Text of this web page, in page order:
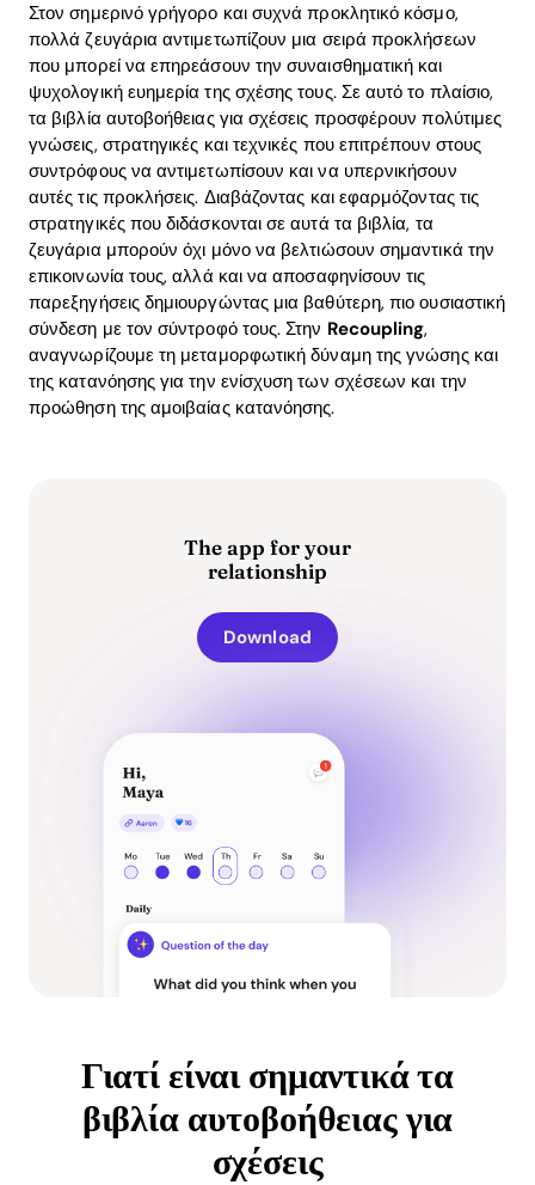
Στον σημερινό γρήγορο και συχνά προκλητικό κόσμο,
πολλά ζευγάρια αντιμετωπίζουν μια σειρά προκλήσεων
που μπορεί να επηρεάσουν την συναισθηματική και
ψυχολογική ευημερία της σχέσης τους. Σε αυτό το πλαίσιο,
τα βιβλία αυτοβοήθειας για σχέσεις προσφέρουν πολύτιμες
γνώσεις, στρατηγικές και τεχνικές που επιτρέπουν στους
συντρόφους να αντιμετωπίσουν και να υπερνικήσουν
αυτές τις προκλήσεις. Διαβάζοντας και εφαρμόζοντας τις
στρατηγικές που διδάσκονται σε αυτά τα βιβλία, τα
ζευγάρια μπορούν όχι μόνο να βελτιώσουν σημαντικά την
επικοινωνία τους, αλλά και να αποσαφηνίσουν τις
παρεξηγήσεις δημιουργώντας μια βαθύτερη, πιο ουσιαστική
σύνδεση με τον σύντροφό τους. Στην Recoupling,
αναγνωρίζουμε τη μεταμορφωτική δύναμη της γνώσης και
της κατανόησης για την ενίσχυση των σχέσεων και την
προώθηση της αμοιβαίας κατανόησης.
The app for your
relationship
Download
Γιατί είναι σημαντικά τα
βιβλία αυτοβοήθειας για
σχέσεις